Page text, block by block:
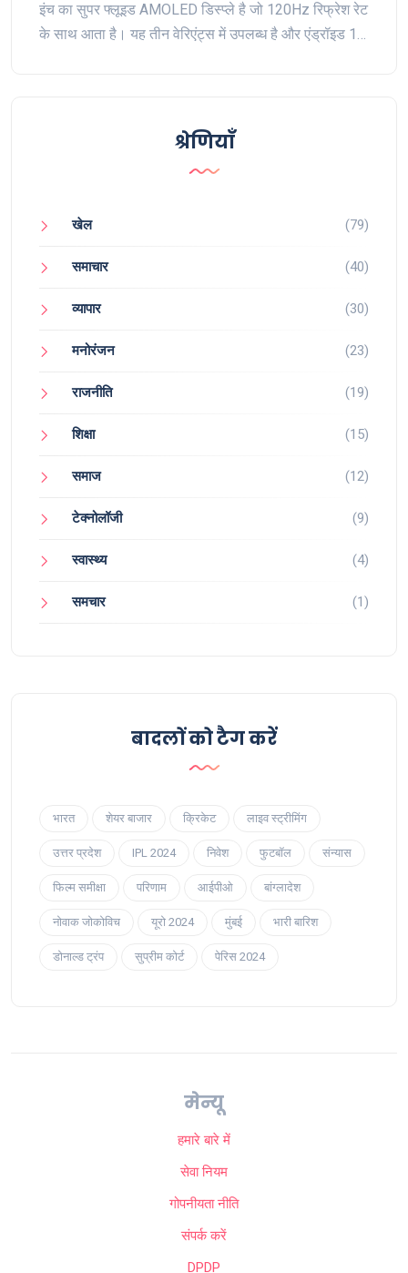
इंच का सुपर फ्लूइड AMOLED डिस्प्ले है जो 120Hz रिफ्रेश रेट
के साथ आता है। यह तीन वेरिएंट्स में उपलब्ध है और एंड्रॉइड 14
श्रेणियाँ
खेल (79)
समाचार (40)
व्यापार (30)
मनोरंजन (23)
राजनीति (19)
शिक्षा (15)
समाज (12)
टेक्नोलॉजी (9)
स्वास्थ्य (4)
समचार (1)
बादलों को टैग करें
भारत शेयर बाजार क्रिकेट लाइव स्ट्रीमिंग
उत्तर प्रदेश IPL 2024 निवेश फुटबॉल संन्यास
फिल्म समीक्षा परिणाम आईपीओ बांग्लादेश
नोवाक जोकोविच यूरो 2024 मुंबई भारी बारिश
डोनाल्ड ट्रंप सुप्रीम कोर्ट पेरिस 2024
मेन्यू
हमारे बारे में
सेवा नियम
गोपनीयता नीति
संपर्क करें
DPDP